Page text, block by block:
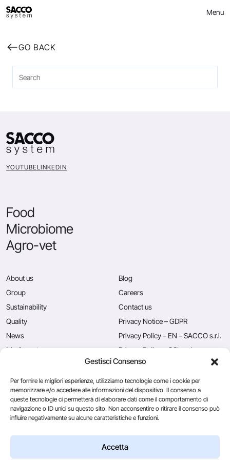
Gestisci Consenso
Per fornire le migliori esperienze, utilizziamo tecnologie come i cookie per
memorizzare e/o accedere alle informazioni del dispositivo. Il consenso a
queste tecnologie ci permetterà di elaborare dati come il comportamento di
navigazione o ID unici su questo sito. Non acconsentire o ritirare il consenso può
influire negativamente su alcune caratteristiche e funzioni.
Accetta
Skip
to
Menu
GO BACK
YOUTUBELINKEDIN
Food
Microbiome
Agro-vet
About us
Group
Sustainability
Quality
News
Mediacenter
Blog
Careers
Contact us
Privacy Notice – GDPR
Privacy Policy – EN – SACCO s.r.l.
Privacy Policy – CSL s.r.l.
Privacy Policy – EN – Caglificio
Caglificio Clerici
Ingredients
by Sacco System